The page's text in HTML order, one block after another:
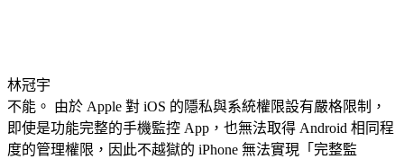
林冠宇
不能。 由於 Apple 對 iOS 的隱私與系統權限設有嚴格限制，
即使是功能完整的手機監控 App，也無法取得 Android 相同程
度的管理權限，因此不越獄的 iPhone 無法實現「完整監